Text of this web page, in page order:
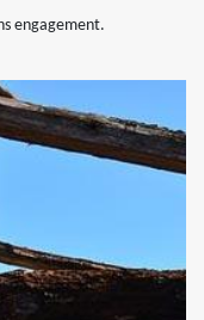
engagement.